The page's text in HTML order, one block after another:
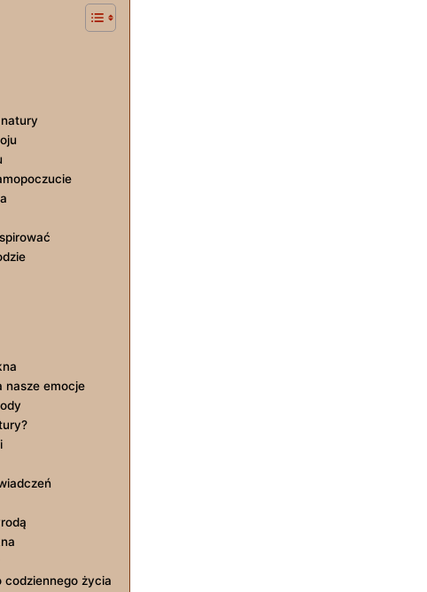
nasze emocje
codziennego życia